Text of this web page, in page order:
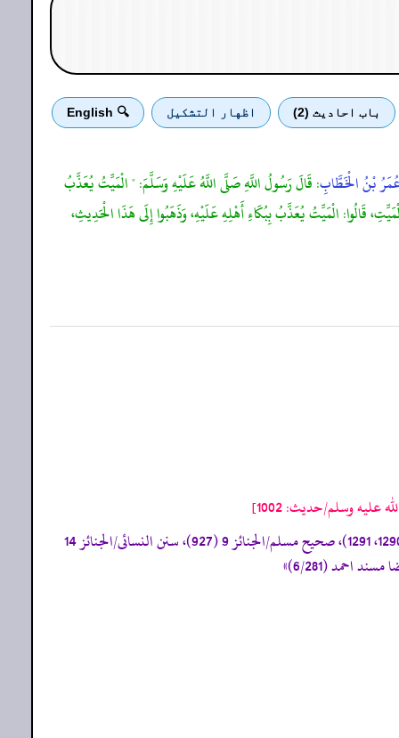
باب احادیث (2) اظهار التشكيل 🔍 English
بْنُ الْخَطَّابِ: قَالَ رَسُولُ اللَّهِ صَلَّى اللَّهُ عَلَيْهِ وَسَلَّمَ: " الْمَيِّتُ يُعَذَّبُ
الْمَيِّتُ يُعَذَّبُ بِبُكَاءِ أَهْلِهِ عَلَيْهِ، وَذَهَبُوا إِلَى هَذَا الْحَدِيثِ،
وسلم/حدیث: 1002]
«سنن النسائی/الجنائز 14 (1851) (تحفة الأشراف: 10527) (صحیح) وأخرجہ کل من: صحیح البخاری/الجنائز 32 (1287)، و33 (1290، 1291)، صحیح مسلم/الجنائز 9 (927)، سنن النسائی/الجنائز 14